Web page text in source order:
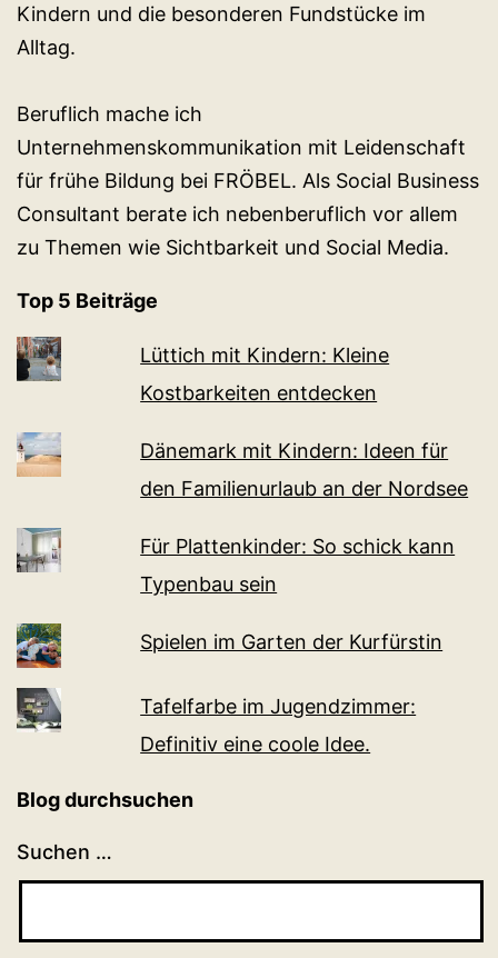
Kindern und die besonderen Fundstücke im
Alltag.
Beruflich mache ich
Unternehmenskommunikation mit Leidenschaft
für frühe Bildung bei FRÖBEL. Als Social Business
Consultant berate ich nebenberuflich vor allem
zu Themen wie Sichtbarkeit und Social Media.
Top 5 Beiträge
Lüttich mit Kindern: Kleine
Kostbarkeiten entdecken
Dänemark mit Kindern: Ideen für
den Familienurlaub an der Nordsee
Für Plattenkinder: So schick kann
Typenbau sein
Spielen im Garten der Kurfürstin
Tafelfarbe im Jugendzimmer:
Definitiv eine coole Idee.
Blog durchsuchen
Suchen …